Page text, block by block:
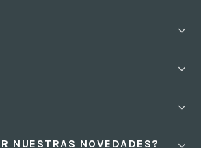
NUESTRAS NOVEDADES?